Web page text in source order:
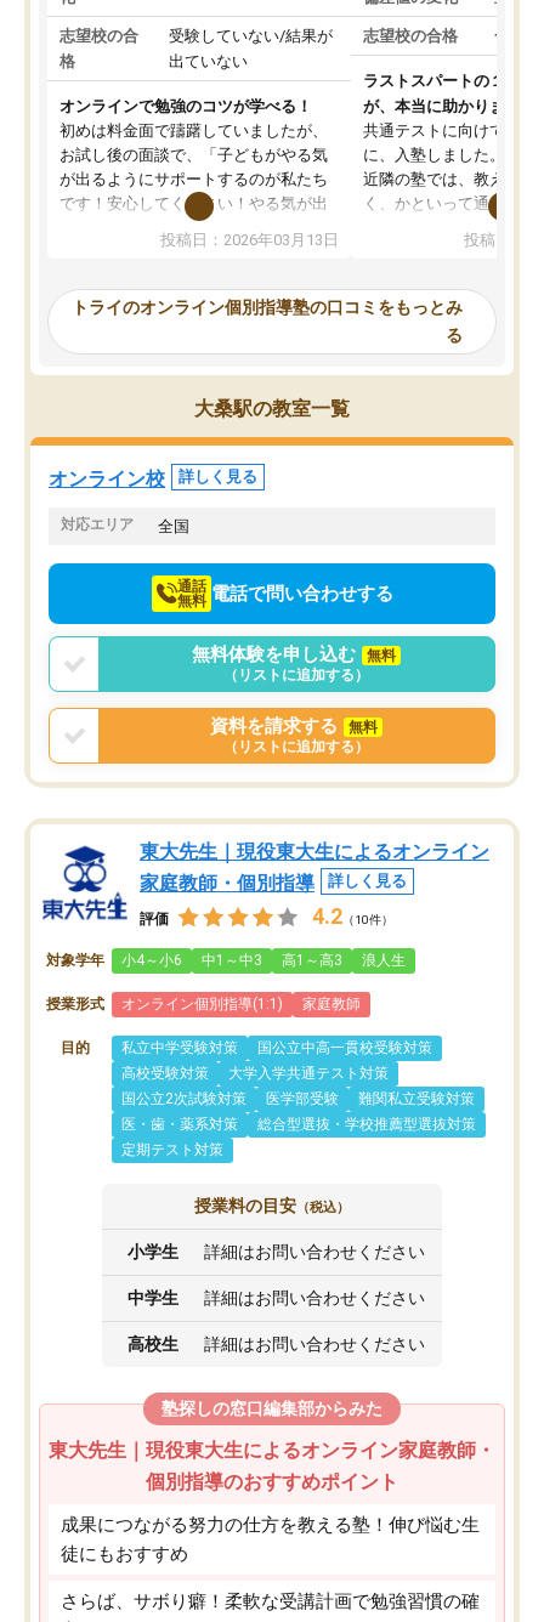
志望校の合
格
受験していない/結果が
出ていない
オンラインで勉強のコツが学べる！
初めは料金面で躊躇していましたが、
お試し後の面談で、「子どもがやる気
が出るようにサポートするのが私たち
です！安心してください！やる気が出
ないのは私たち講師の責任です」と言
ってくださり、確かに！と考えて、思
ったんですが、学生の先生から学ぶこ
み、徐々に成績が上がったらいいなと
思っていました。何が今足りないのか
を的確に指導いただき、子どももびっ
くりするほど楽しんでやる気を持って
塾を受けています。狙い通り、少しず
つ成績も上がり、苦手意識も無くなっ
てきたので、さらに苦手な数学も追加
でお願いしました。来年の高校受験に
投稿日：2026年03月13日
志望校の合格 合格
ラストスパートの１か月
が、本当に助かりました
共通テストに向けての追
に、入塾しました。田舎
近隣の塾では、教えても
く、かといって通うには
可能なので本当に助か
らないところをピンポイ
頂いて、とてもわかり
していました。一生を
スト、多少お金がかかっ
投稿日：
トライのオンライン個別指導塾の口コミをもっとみ
る
大桑駅の教室一覧
オンライン校 詳しく見る
対応エリア 全国
通話
無料 電話で問い合わせする
無料体験を申し込む
無料
（リストに追加する）
資料を請求する
無料
（リストに追加する）
東大先生｜現役東大生によるオンライン
家庭教師・個別指導
詳しく見る
評価 4.2 （10件）
対象学年 小4～小6 中1～中3 高1～高3 浪人生
授業形式 オンライン個別指導(1:1) 家庭教師
目的 私立中学受験対策
国公立中高一貫校受験対策
高校受験対策
大学入学共通テスト対策
国公立2次試験対策
医学部受験
難関私立受験対策
医・歯・薬系対策
総合型選抜・学校推薦型選抜対策
定期テスト対策
授業料の目安 （税込）
小学生 詳細はお問い合わせください
中学生 詳細はお問い合わせください
高校生 詳細はお問い合わせください
塾探しの窓口編集部からみた
東大先生｜現役東大生によるオンライン家庭教師・
個別指導のおすすめポイント
成果につながる努力の仕方を教える塾！伸び悩む生
徒にもおすすめ
さらば、サボり癖！柔軟な受講計画で勉強習慣の確